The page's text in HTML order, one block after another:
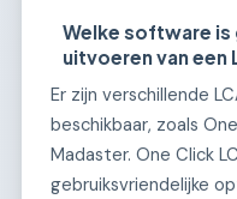
Welke software
uitvoeren van een
Er zijn verschillende
beschikbaar, zoals
Madaster. One Click
gebruiksvriendelijke